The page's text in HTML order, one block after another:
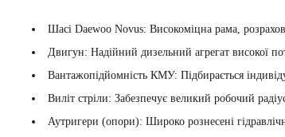
Шасі Daewoo Novus: Високоміцна рама,
Двигун: Надійний дизельний агрегат високої
Вантажопідйомність КМУ: Підбирається
Виліт стріли: Забезпечує великий робочий
Аутригери (опори): Широко рознесені